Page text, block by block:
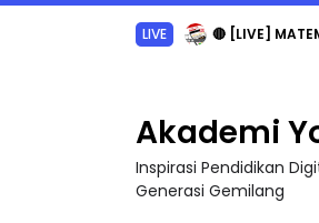
LIVE 🔴 [LIVE]
Akademi
Inspirasi Pendidikan
Generasi Gemilang